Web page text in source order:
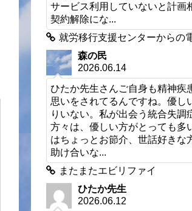
サービス利用していないと計画
契約解除にな...
就労移行支援センターからの
森の民
2026.06.14
ひたか先生さんご自身も精神疾
思いをされてるんですね。優し
りいない。私が出会う統合失調
方々は、優しい方がとっても多
はちょっとお節介、世話好きな
助け合いな...
またまたエビリファイ
ひたか先生
2026.06.12